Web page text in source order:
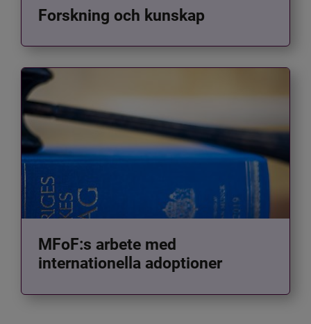
Forskning och kunskap
MFoF:s arbete med
internationella adoptioner